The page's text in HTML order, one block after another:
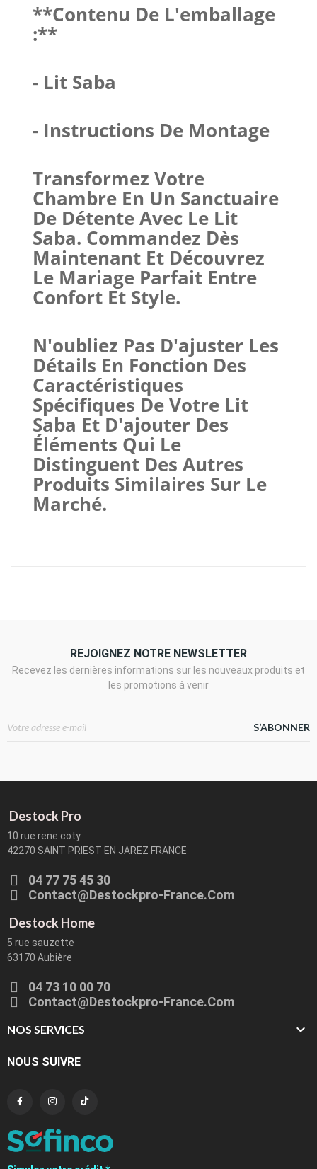
**Contenu De L'emballage
:**
- Lit Saba
- Instructions De Montage
Transformez Votre
Chambre En Un Sanctuaire
De Détente Avec Le Lit
Saba. Commandez Dès
Maintenant Et Découvrez
Le Mariage Parfait Entre
Confort Et Style.
N'oubliez Pas D'ajuster Les
Détails En Fonction Des
Caractéristiques
Spécifiques De Votre Lit
Saba Et D'ajouter Des
Éléments Qui Le
Distinguent Des Autres
Produits Similaires Sur Le
Marché.
REJOIGNEZ NOTRE NEWSLETTER
Recevez les dernières informations sur les nouveaux produits et
les promotions à venir
S’ABONNER
Destock Pro
10 rue rene coty
42270 SAINT PRIEST EN JAREZ FRANCE
04 77 75 45 30
Contact@destockpro-France.com
Destock Home
5 rue sauzette
63170 Aubière
04 73 10 00 70
Contact@destockpro-France.com
NOS SERVICES 
NOUS SUIVRE